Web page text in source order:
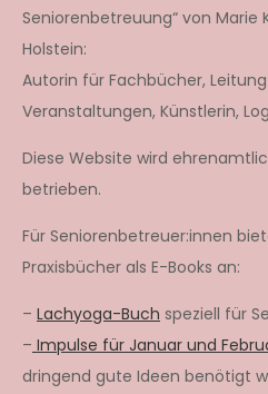
Seniorenbetreuung“ von Marie
Holstein:
Autorin für Fachbücher,
Veranstaltungen, Künstlerin,
Diese Website wird
betrieben.
Für Seniorenbetreuer:innen
Praxisbücher als E-Books an:
– Lachyoga-Buch speziell für
– Impulse für Januar und
dringend gute Ideen benötigt